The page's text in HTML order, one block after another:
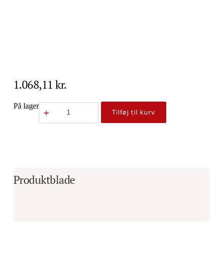
1.068,11kr.
På lagerPiston
pakning
til
Tilføj til kurv
Produktblade